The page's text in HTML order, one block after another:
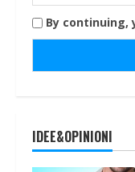
By continuing,
IDEE&OPINIONI